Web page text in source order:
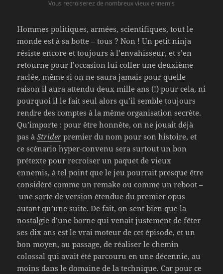
Vous recroiserez de nombreux vieux ennemis
Hommes politiques, armées, scientifiques, tout le
monde est à sa botte – tous ? Non ! Un petit ninja
résiste encore et toujours à l’envahisseur, et s’en
retourne pour l’occasion lui coller une deuxième
raclée, même si on ne saura jamais pour quelle
raison il aura attendu deux mille ans (!) pour cela, ni
pourquoi il le fait seul alors qu’il semble toujours
rendre des comptes à la même organisation secrète.
Qu’importe : pour être honnête, on ne jouait déjà
pas àStrider premier du nom pour son histoire, et
ce scénario hyper-convenu sera surtout un bon
prétexte pour recroiser un paquet de vieux
ennemis, à tel point que le jeu pourrait presque être
considéré comme un remake ou comme un reboot –
une sorte de version étendue du premier opus
autant qu’une suite. De fait, on sent bien que la
nostalgie d’une borne qui venait justement de fêter
ses dix ans est le vrai moteur de cet épisode, et un
bon moyen, au passage, de réaliser le chemin
colossal qui avait été parcouru en une décennie, au
moins dans le domaine de la technique. Car pour ce